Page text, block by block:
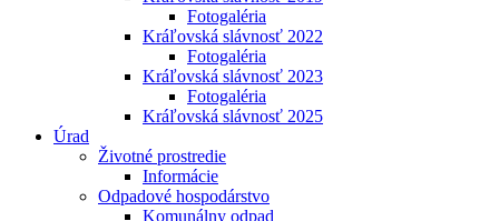
Fotogaléria
Kráľovská slávnosť 2022
Fotogaléria
Kráľovská slávnosť 2023
Fotogaléria
Kráľovská slávnosť 2025
Úrad
Životné prostredie
Informácie
Odpadové hospodárstvo
Komunálny odpad